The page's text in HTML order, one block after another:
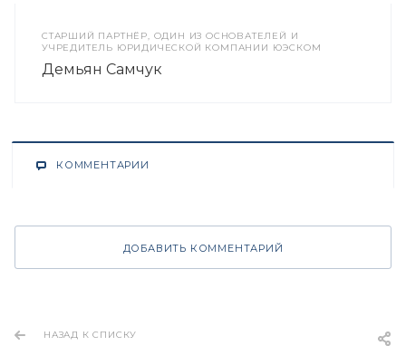
CТАРШИЙ ПАРТНЁР, ОДИН ИЗ ОСНОВАТЕЛЕЙ И
УЧРЕДИТЕЛЬ ЮРИДИЧЕСКОЙ КОМПАНИИ ЮЭСКОМ
Демьян Самчук
КОММЕНТАРИИ
ДОБАВИТЬ КОММЕНТАРИЙ
НАЗАД К СПИСКУ